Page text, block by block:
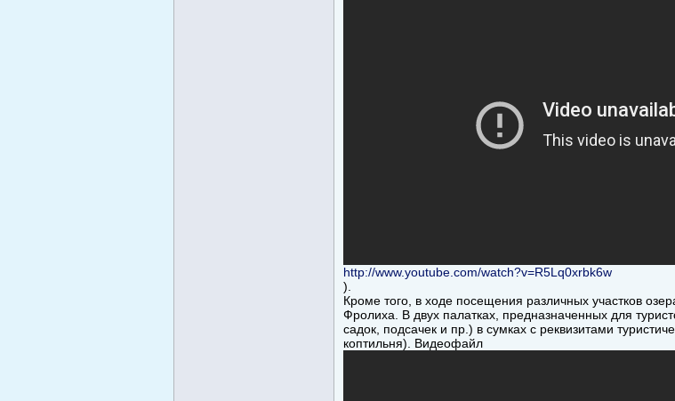
http://www.youtube.com/watch?v=R5Lq0xrbk6w
).
Кроме того, в ходе посещения различных участков
Фролиха. В двух палатках, предназначенных для
садок, подсачек и пр.) в сумках с реквизитами
коптильня). Видеофайл